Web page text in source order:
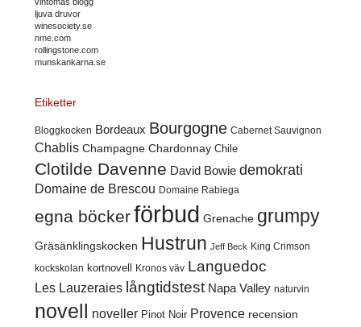
ljuva druvor
winesociety.se
nme.com
rollingstone.com
munskankarna.se
Etiketter
Bloggkocken Bordeaux Bourgogne Cabernet Sauvignon
Chablis Champagne Chardonnay Chile
Clotilde Davenne David Bowie demokrati
Domaine de Brescou Domaine Rabiega
egna böckerförbud Grenache grumpy
Gräsänklingskocken Hustrun Jeff Beck King Crimson
kockskolan kortnovell Kronos väv Languedoc
Les Lauzeraies långtidstest Napa Valley naturvin
novell noveller Pinot Noir Provence recension